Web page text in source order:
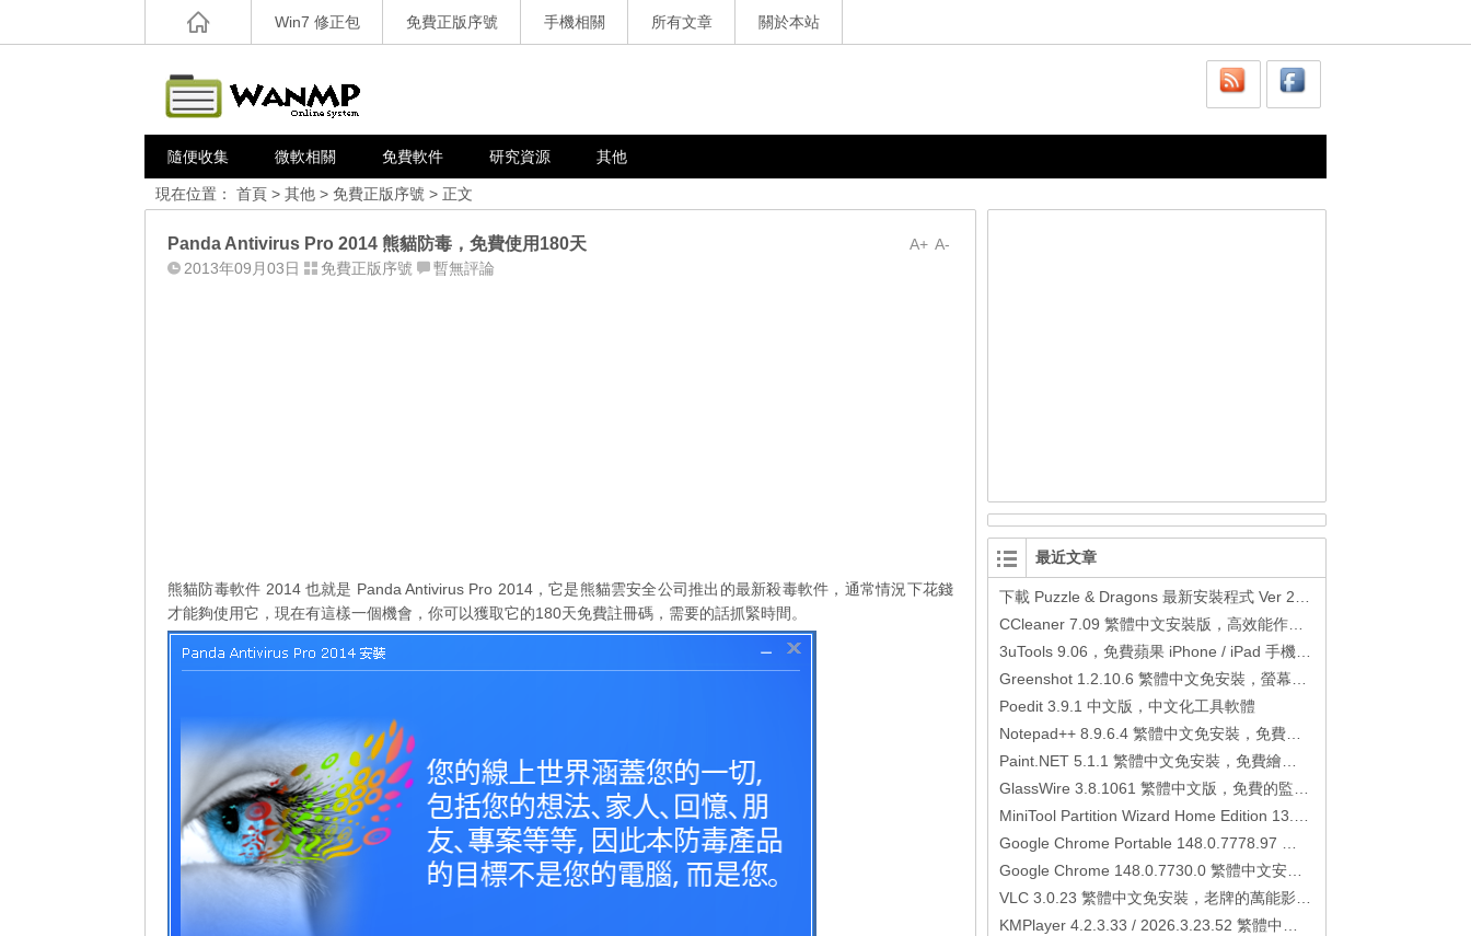
Win7 修正包 免費正版序號 手機相關 所有文章 關於本站
隨便收集 微軟相關 免費軟件 研究資源 其他
現在位置： 首頁 > 其他 > 免費正版序號 > 正文
A-
A+
Panda Antivirus Pro 2014 熊貓防毒，免費使用180天
2013年09月03日 免費正版序號 暫無評論
熊貓防毒軟件 2014 也就是 Panda Antivirus Pro 2014，它是熊貓雲安全公司推出的最新殺毒軟件，通常情況下花錢
才能夠使用它，現在有這樣一個機會，你可以獲取它的180天免費註冊碼，需要的話抓緊時間。
最近文章
Poedit 3.9.1 中文版，中文化工具軟體